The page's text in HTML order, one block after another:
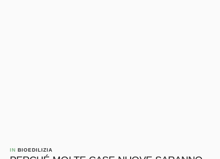
IN BIOEDILIZIA